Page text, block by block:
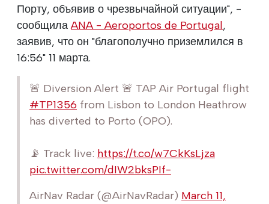
Порту, объявив о чрезвычайной ситуации", -
сообщилаANA - Aeroportos de Portugal,
заявив, что он "благополучно приземлился в
16:56" 11 марта.
🚨 Diversion Alert 🚨 TAP Air Portugal flight
#TP1356 from Lisbon to London Heathrow
has diverted to Porto (OPO).
📡 Track live: https://t.co/w7CkKsLjza
pic.twitter.com/dIW2bksPIf-
AirNav Radar (@AirNavRadar) March 11,